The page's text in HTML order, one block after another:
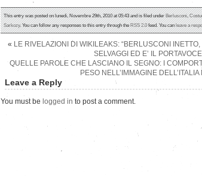
This entry was posted on lunedì, Novembre 29th, 2010 at 05:43 and is filed underBerlusconi,
Sarkozy. You can follow any responses to this entry through theRSS 2.0feed. You canleave a
« LE RIVELAZIONI DI WIKILEAKS: “BERLUSCONI INETTO,
SELVAGGI ED E’ IL
QUELLE PAROLE CHE LASCIANO IL SEGNO: I
PESO NELL’IMMAGINE
Leave a Reply
You must be logged in to post a comment.